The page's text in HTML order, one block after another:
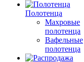
Полотенца
Махровые
полотенца
Вафельные
полотенца